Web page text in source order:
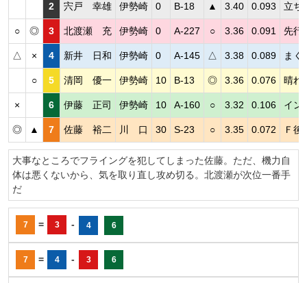
2 宍戸 幸雄 伊勢崎 0 B-18 ▲ 3.40 0.093 立ち
○ ◎ 3 北渡瀬 充 伊勢崎 0 A-227 ○ 3.36 0.091 先行
△ × 4 新井 日和 伊勢崎 0 A-145 △ 3.38 0.089 まく
○ 5 清岡 優一 伊勢崎 10 B-13 ◎ 3.36 0.076 晴れ
× 6 伊藤 正司 伊勢崎 10 A-160 ○ 3.32 0.106 イン
◎ ▲ 7 佐藤 裕二 川 口 30 S-23 ○ 3.35 0.072 Ｆ後
大事なところでフライングを犯してしまった佐藤。ただ、機力自
体は悪くないから、気を取り直し攻め切る。北渡瀬が次位一番手
だ
7 = 3 - 4 6
7 = 4 - 3 6